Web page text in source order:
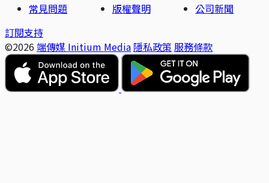
常見問題
版權聲明
公司新聞
訂閱支持
©2026 端傳媒 Initium Media 隱私政策 服務條款